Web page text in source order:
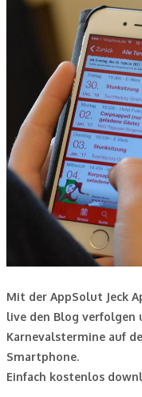
Mit der AppSolut Jeck
live den Blog verfolgen
Karnevalstermine auf
Smartphone.
Einfach kostenlos